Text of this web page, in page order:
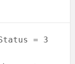
= 3